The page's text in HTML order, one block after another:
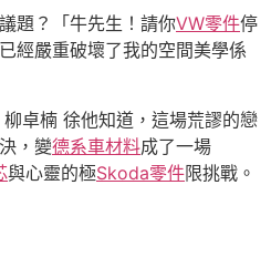
題？「牛先生！請你VW零件停
經嚴重破壞了我的空間美學係
柳卓楠 徐他知道，這場荒謬的戀
，變德系車材料成了一場
與心靈的極Skoda零件限挑戰。